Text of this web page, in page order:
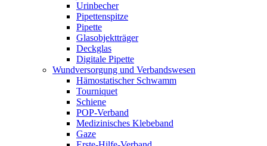
Urinbecher
Pipettenspitze
Pipette
Glasobjektträger
Deckglas
Digitale Pipette
Wundversorgung und Verbandswesen
Hämostatischer Schwamm
Tourniquet
Schiene
POP-Verband
Medizinisches Klebeband
Gaze